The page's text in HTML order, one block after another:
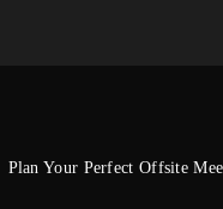
Plan Your Perfect Offsite